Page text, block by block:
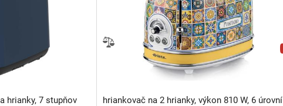
hrianky, 7 stupňov
hriankovač na 2 hrianky, výkon 810 W, 6 úrovní